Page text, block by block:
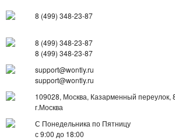
ДЛЯ МУЖЧИН
ДЛЯ ДЕВУШЕК
3D СВЕТИЛЬНИКИ
НЕОБЫЧНЫЕ ТОВАРЫ!!!
8 (499) 348-23-87
8 (499) 348-23-87
8 (499) 348-23-87
support@wontly.ru
support@wontly.ru
109028, Москва, Казарменный переулок,
г.Москва
С Понедельника по Пятницу
с 9:00 до 18:00